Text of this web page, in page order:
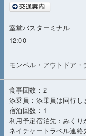
室堂バスターミナル
12:00
モンベル・アウトドア・
食事回数：2
添乗員：添乗員は同行
宿泊回数：1
利用予定宿泊先：みくり
ネイチャートラベル連絡